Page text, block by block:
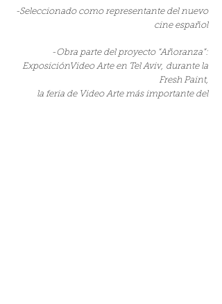
-Seleccionado como representante del nuevo
cine español
-Obra parte del proyecto “Añoranza”:
ExposiciónVideo Arte en Tel Aviv, durante la
Fresh Paint,
la feria de Video Arte más importante del